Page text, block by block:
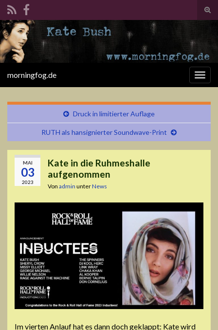
Search for:
morningfog.de
Druck in limitierter Auflage
RUTH als hansignierter Soundwave-Print
MAI
03
2023
Kate in die Ruhmeshalle
aufgenommen
Von admin unterNews
Im vierten Anlauf hat es dann doch geklappt: Kate wird